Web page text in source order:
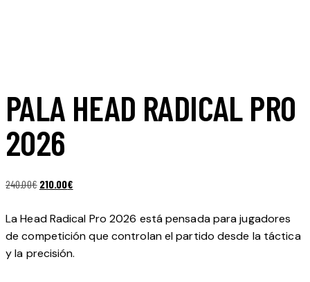
PALA HEAD RADICAL PRO
2026
240.00€ El
original
era:
240.00€.
210.00€El
actual
es:
210.00€.
La Head Radical Pro 2026 está pensada para jugadores
de competición que controlan el partido desde la táctica
y la precisión.